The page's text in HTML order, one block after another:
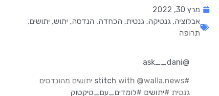
מרץ 30, 2022
אבלוציה, גנטיקה, גנטית, הכחדה, הנדסה, יתוש, יתושים,
תרופה
@ask__dani
#stitch
with @walla.news יתושים מהונדסים
גנטית #יתושים #לומדים_עם_טיקטוק